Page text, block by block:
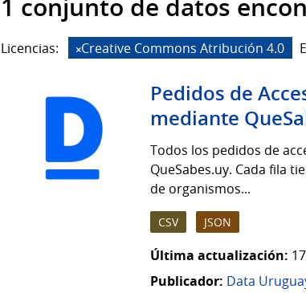
1 conjunto de datos
Licencias: Creative Commons Atribución 4.0
Pedidos de
mediante
Todos los pedidos de
QueSabes.uy. Cada fila
de organismos...
CSV JSON
Última actualización:
Publicador: Data